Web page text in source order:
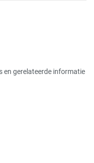
en gerelateerde informatie